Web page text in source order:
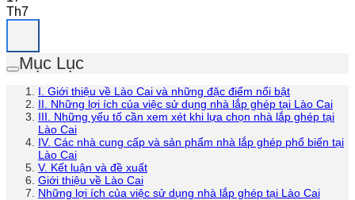
Th7
Mục Lục
I. Giới thiệu về Lào Cai và những đặc điểm nổi bật
II. Những lợi ích của việc sử dụng nhà lắp ghép tại Lào Cai
III. Những yếu tố cần xem xét khi lựa chọn nhà lắp ghép tại
Lào Cai
IV. Các nhà cung cấp và sản phẩm nhà lắp ghép phổ biến tại
Lào Cai
V. Kết luận và đề xuất
Giới thiệu về Lào Cai
Những lợi ích của việc sử dụng nhà lắp ghép tại Lào Cai